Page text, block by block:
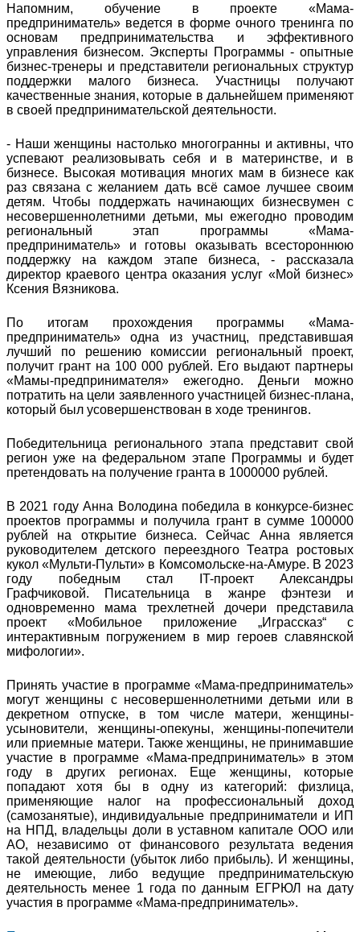
Напомним, обучение в проекте «Мама-
предприниматель» ведется в форме очного тренинга по
основам предпринимательства и эффективного
управления бизнесом. Эксперты Программы - опытные
бизнес-тренеры и представители региональных структур
поддержки малого бизнеса. Участницы получают
качественные знания, которые в дальнейшем применяют
в своей предпринимательской деятельности.
- Наши женщины настолько многогранны и активны, что
успевают реализовывать себя и в материнстве, и в
бизнесе. Высокая мотивация многих мам в бизнесе как
раз связана с желанием дать всё самое лучшее своим
детям. Чтобы поддержать начинающих бизнесвумен с
несовершеннолетними детьми, мы ежегодно проводим
региональный этап программы «Мама-
предприниматель» и готовы оказывать всестороннюю
поддержку на каждом этапе бизнеса, - рассказала
директор краевого центра оказания услуг «Мой бизнес»
Ксения Вязникова.
По итогам прохождения программы «Мама-
предприниматель» одна из участниц, представившая
лучший по решению комиссии региональный проект,
получит грант на 100 000 рублей. Его выдают партнеры
«Мамы-предпринимателя» ежегодно. Деньги можно
потратить на цели заявленного участницей бизнес-плана,
который был усовершенствован в ходе тренингов.
Победительница регионального этапа представит свой
регион уже на федеральном этапе Программы и будет
претендовать на получение гранта в 1000000 рублей.
В 2021 году Анна Володина победила в конкурсе-бизнес
проектов программы и получила грант в сумме 100000
рублей на открытие бизнеса. Сейчас Анна является
руководителем детского переездного Театра ростовых
кукол «Мульти-Пульти» в Комсомольске-на-Амуре. В 2023
году победным стал IT-проект Александры
Графчиковой. Писательница в жанре фэнтези и
одновременно мама трехлетней дочери представила
проект «Мобильное приложение „Играссказ“ с
интерактивным погружением в мир героев славянской
мифологии».
Принять участие в программе «Мама-предприниматель»
могут женщины с несовершеннолетними детьми или в
декретном отпуске, в том числе матери, женщины-
усыновители, женщины-опекуны, женщины-попечители
или приемные матери. Также женщины, не принимавшие
участие в программе «Мама-предприниматель» в этом
году в других регионах. Еще женщины, которые
попадают хотя бы в одну из категорий: физлица,
применяющие налог на профессиональный доход
(самозанятые), индивидуальные предприниматели и ИП
на НПД, владельцы доли в уставном капитале ООО или
АО, независимо от финансового результата ведения
такой деятельности (убыток либо прибыль). И женщины,
не имеющие, либо ведущие предпринимательскую
деятельность менее 1 года по данным ЕГРЮЛ на дату
участия в программе «Мама-предприниматель».